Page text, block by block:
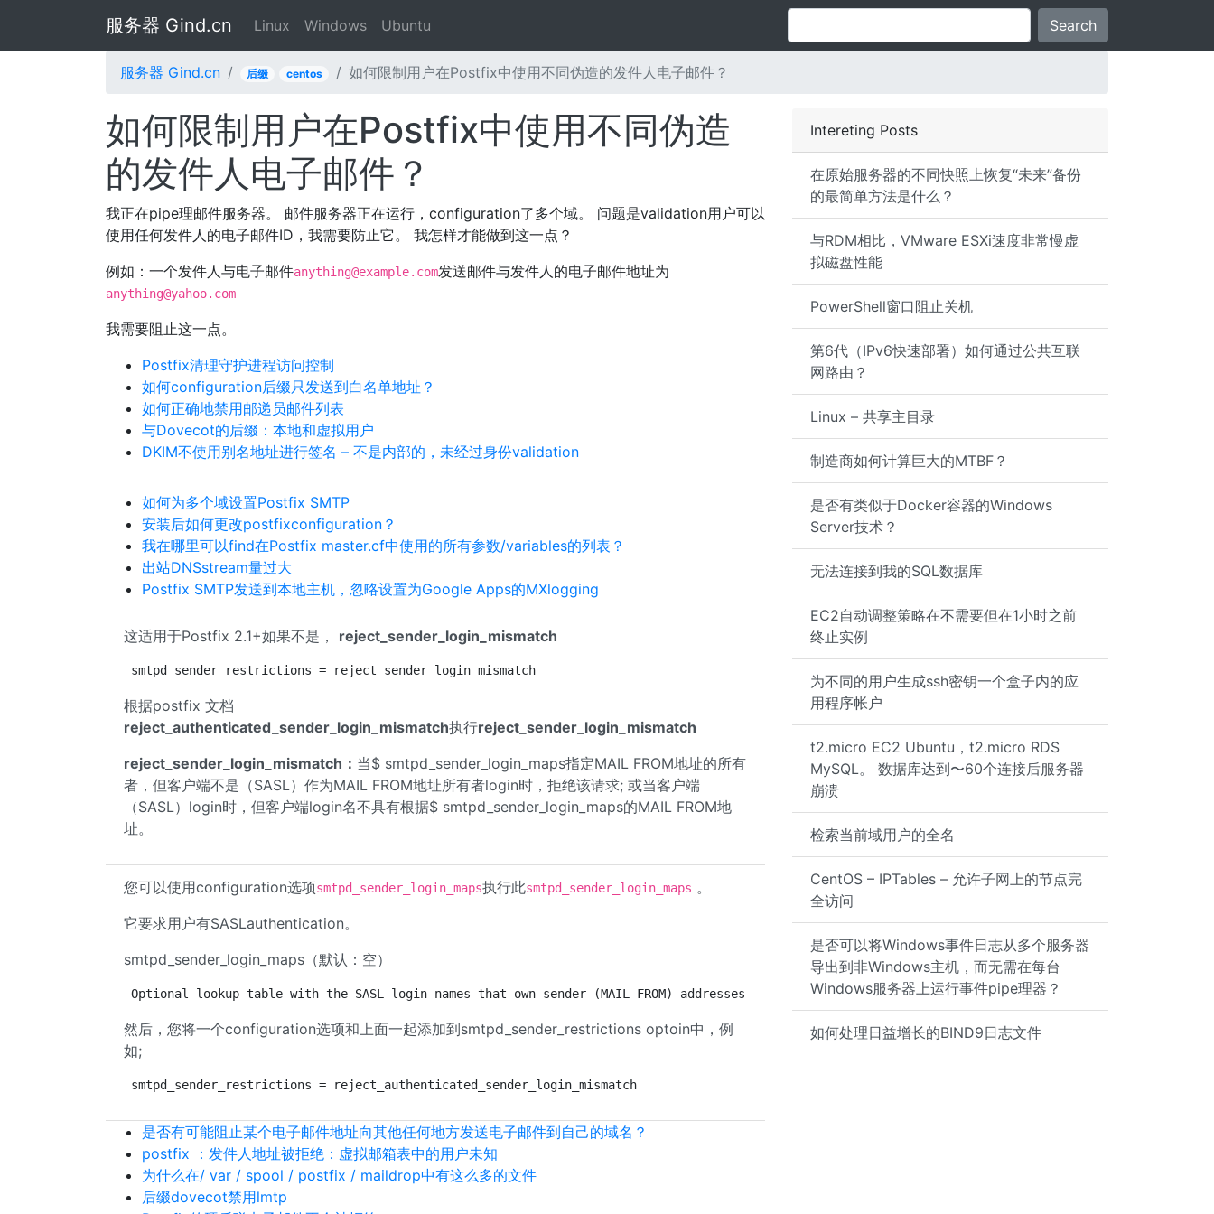
服务器 Gind.cn Linux Windows Ubuntu Search
服务器 Gind.cn 后缀 centos 如何限制用户在Postfix中使用不同伪造的发件人电子邮件？
Intereting Posts
在原始服务器的不同快照上恢复“未来”备份
的最简单方法是什么？
与RDM相比，VMware ESXi速度非常慢虚
拟磁盘性能
PowerShell窗口阻止关机
第6代（IPv6快速部署）如何通过公共互联
网路由？
Linux – 共享主目录
制造商如何计算巨大的MTBF？
是否有类似于Docker容器的Windows
Server技术？
无法连接到我的SQL数据库
EC2自动调整策略在不需要但在1小时之前
终止实例
为不同的用户生成ssh密钥一个盒子内的应
用程序帐户
t2.micro EC2 Ubuntu，t2.micro RDS
MySQL。 数据库达到〜60个连接后服务器
崩溃
检索当前域用户的全名
CentOS – IPTables – 允许子网上的节点完
全访问
是否可以将Windows事件日志从多个服务器
导出到非Windows主机，而无需在每台
Windows服务器上运行事件pipe理器？
如何处理日益增长的BIND9日志文件
如何限制用户在Postfix中使用不同伪造
的发件人电子邮件？
我正在pipe理邮件服务器。 邮件服务器正在运行，configuration了多个域。 问题是validation用户可以
使用任何发件人的电子邮件ID，我需要防止它。 我怎样才能做到这一点？
例如：一个发件人与电子邮件anything@example.com发送邮件与发件人的电子邮件地址为
anything@yahoo.com
我需要阻止这一点。
Postfix清理守护进程访问控制
如何configuration后缀只发送到白名单地址？
如何正确地禁用邮递员邮件列表
与Dovecot的后缀：本地和虚拟用户
DKIM不使用别名地址进行签名 – 不是内部的，未经过身份validation
如何为多个域设置Postfix SMTP
安装后如何更改postfixconfiguration？
我在哪里可以find在Postfix master.cf中使用的所有参数/variables的列表？
出站DNSstream量过大
Postfix SMTP发送到本地主机，忽略设置为Google Apps的MXlogging
这适用于Postfix 2.1+如果不是， reject_sender_login_mismatch
smtpd_sender_restrictions = reject_sender_login_mismatch
根据postfix 文档
reject_authenticated_sender_login_mismatch执行reject_sender_login_mismatch
reject_sender_login_mismatch： 当$ smtpd_sender_login_maps指定MAIL FROM地址的所有
者，但客户端不是（SASL）作为MAIL FROM地址所有者login时，拒绝该请求; 或当客户端
（SASL）login时，但客户端login名不具有根据$ smtpd_sender_login_maps的MAIL FROM地
址。
您可以使用configuration选项smtpd_sender_login_maps执行此smtpd_sender_login_maps 。
它要求用户有SASLauthentication。
smtpd_sender_login_maps（默认：空）
Optional lookup table with the SASL login names that own sender (MAIL FROM) addresses. Specify zero or more "type:table" lookup tables. With
然后，您将一个configuration选项和上面一起添加到smtpd_sender_restrictions optoin中，例
如;
smtpd_sender_restrictions = reject_authenticated_sender_login_mismatch
是否有可能阻止某个电子邮件地址向其他任何地方发送电子邮件到自己的域名？
postfix ：发件人地址被拒绝：虚拟邮箱表中的用户未知
为什么在/ var / spool / postfix / maildrop中有这么多的文件
后缀dovecot禁用lmtp